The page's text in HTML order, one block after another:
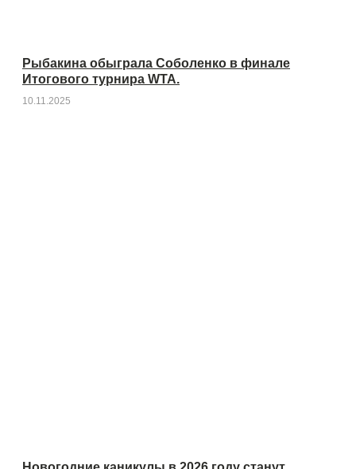
Рыбакина обыграла Соболенко в финале
Итогового турнира WTA.
10.11.2025